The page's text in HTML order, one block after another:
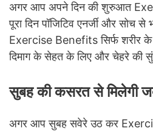
अगर आप अपने दिन की शुरुआत
पूरा दिन पॉजिटिव एनर्जी और सोच
Exercise Benefits सिर्फ शरीर के
दिमाग के सेहत के लिए और चेहरे की
सुबह की कसरत से मिलेगी
अगर आप सुबह सवेरे उठ कर